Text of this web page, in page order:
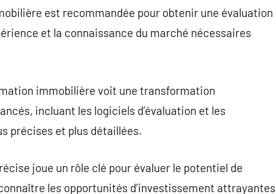
est recommandée pour obtenir une évaluation
et la connaissance du marché nécessaires
immobilière voit une transformation
incluant les logiciels d’évaluation et les
précises et plus détaillées.
joue un rôle clé pour évaluer le potentiel de
les opportunités d’investissement attrayantes